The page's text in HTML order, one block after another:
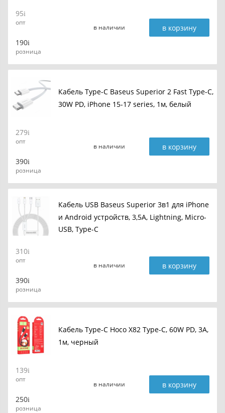
95
опт
190
розница
в наличии в корзину
Кабель Type-C Baseus Superior 2 Fast Type-C,
30W PD, iPhone 15-17 series, 1м, белый
279
опт
390
розница
в наличии в корзину
Кабель USB Baseus Superior 3в1 для iPhone
и Android устройств, 3,5А, Lightning, Micro-
USB, Type-C
310
опт
390
розница
в наличии в корзину
Кабель Type-C Hoco X82 Type-C, 60W PD, 3A,
1м, черный
139
опт
250
розница
в наличии в корзину